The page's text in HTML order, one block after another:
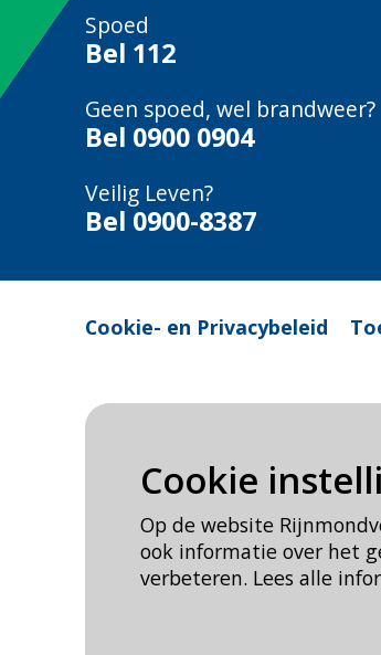
Cookie
Op de website
ook informatie over het
verbeteren. Lees alle
Spoed
Bel 112
Geen spoed, wel brandweer?
Bel 0900 0904
Veilig Leven?
Bel 0900-8387
Cookie- en Privacybeleid